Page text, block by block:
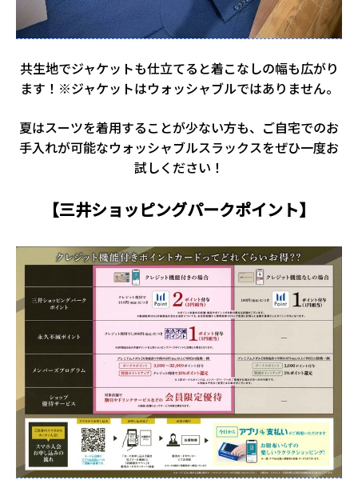
共生地でジャケットも仕立てると着こなしの幅も広がり
ます！※ジャケットはウォッシャブルではありません。
夏はスーツを着用することが少ない方も、ご自宅でのお
手入れが可能なウォッシャブルスラックスをぜひ一度お
試しください！
【三井ショッピングパークポイント】